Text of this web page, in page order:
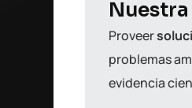
Proveer
problemas
evidencia